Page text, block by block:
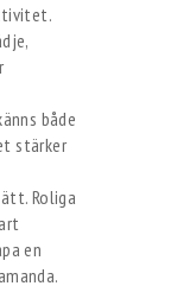
både
stärker
Roliga
en